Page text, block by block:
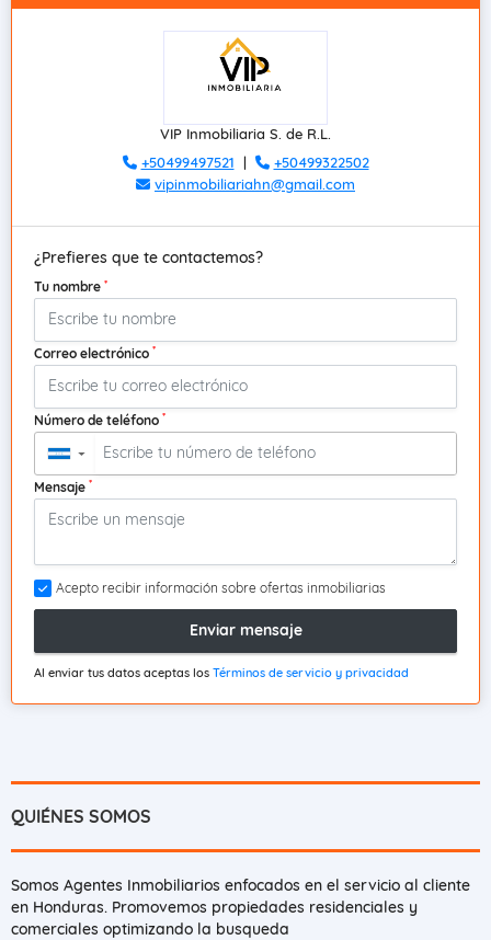
VIP Inmobiliaria S. de R.L.
+50499497521 |
+50499322502
vipinmobiliariahn@gmail.com
¿Prefieres que te contactemos?
Tu nombre *
Correo electrónico *
Número de teléfono *
▼
Mensaje *
Acepto recibir información sobre ofertas inmobiliarias
Enviar mensaje
Al enviar tus datos aceptas los Términos de servicio y privacidad
QUIÉNES SOMOS
Somos Agentes Inmobiliarios enfocados en el servicio al cliente
en Honduras. Promovemos propiedades residenciales y
comerciales optimizando la busqueda